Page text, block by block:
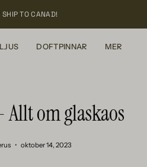
SHIP TO CANAD!
DOFTPINNAR MER
om glaskaos
oktober 14, 2023